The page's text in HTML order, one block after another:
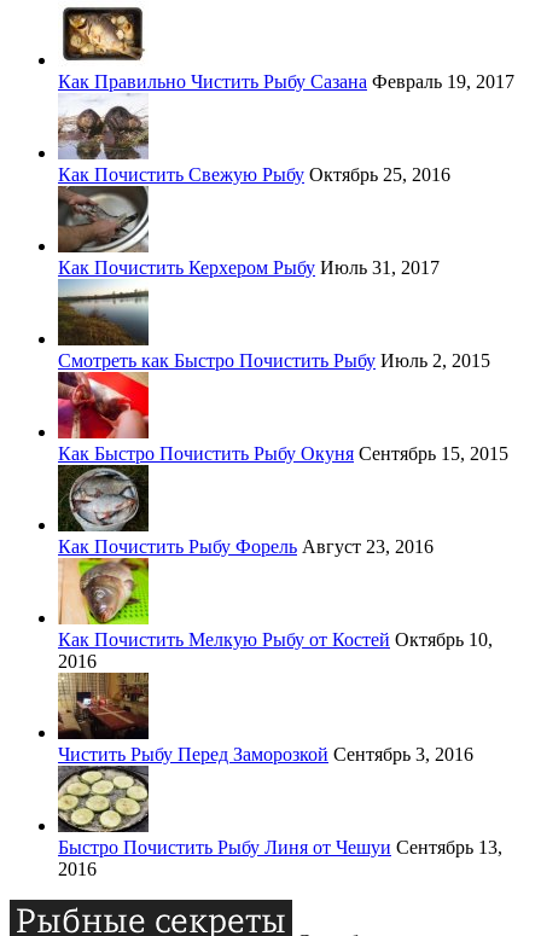
Как Правильно Чистить Рыбу Сазана Февраль 19, 2017
Как Почистить Свежую Рыбу Октябрь 25, 2016
Как Почистить Керхером Рыбу Июль 31, 2017
Смотреть как Быстро Почистить Рыбу Июль 2, 2015
Как Быстро Почистить Рыбу Окуня Сентябрь 15, 2015
Как Почистить Рыбу Форель Август 23, 2016
Как Почистить Мелкую Рыбу от Костей Октябрь 10,
2016
Чистить Рыбу Перед Заморозкой Сентябрь 3, 2016
Быстро Почистить Рыбу Линя от Чешуи Сентябрь 13,
2016